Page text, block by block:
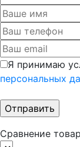
Я принимаю
персональных
Сравнение